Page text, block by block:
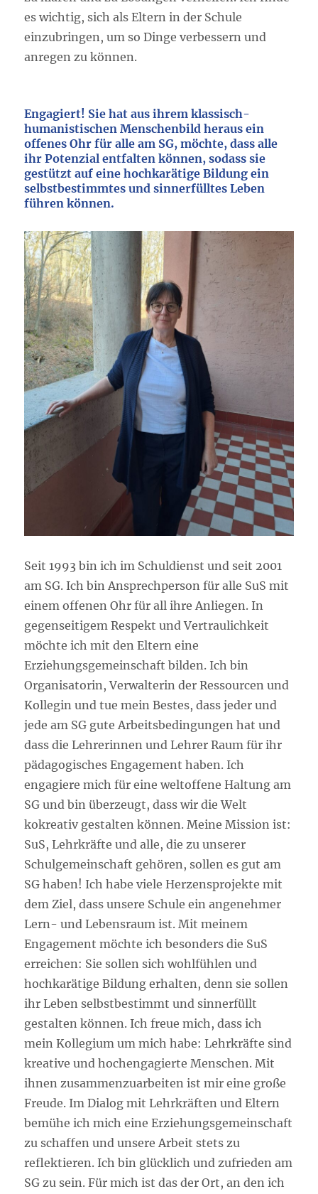
es wichtig, sich als Eltern in der Schule
einzubringen, um so Dinge verbessern und
anregen zu können.
Engagiert! Sie hat aus ihrem klassisch-
humanistischen Menschenbild heraus ein
offenes Ohr für alle am SG, möchte, dass alle
ihr Potenzial entfalten können, sodass sie
gestützt auf eine hochkarätige Bildung ein
selbstbestimmtes und sinnerfülltes Leben
führen können.
Seit 1993 bin ich im Schuldienst und seit 2001
am SG. Ich bin Ansprechperson für alle SuS mit
einem offenen Ohr für all ihre Anliegen. In
gegenseitigem Respekt und Vertraulichkeit
möchte ich mit den Eltern eine
Erziehungsgemeinschaft bilden. Ich bin
Organisatorin, Verwalterin der Ressourcen und
Kollegin und tue mein Bestes, dass jeder und
jede am SG gute Arbeitsbedingungen hat und
dass die Lehrerinnen und Lehrer Raum für ihr
pädagogisches Engagement haben. Ich
engagiere mich für eine weltoffene Haltung am
SG und bin überzeugt, dass wir die Welt
kokreativ gestalten können. Meine Mission ist:
SuS, Lehrkräfte und alle, die zu unserer
Schulgemeinschaft gehören, sollen es gut am
SG haben! Ich habe viele Herzensprojekte mit
dem Ziel, dass unsere Schule ein angenehmer
Lern- und Lebensraum ist. Mit meinem
Engagement möchte ich besonders die SuS
erreichen: Sie sollen sich wohlfühlen und
hochkarätige Bildung erhalten, denn sie sollen
ihr Leben selbstbestimmt und sinnerfüllt
gestalten können. Ich freue mich, dass ich
mein Kollegium um mich habe: Lehrkräfte sind
kreative und hochengagierte Menschen. Mit
ihnen zusammenzuarbeiten ist mir eine große
Freude. Im Dialog mit Lehrkräften und Eltern
bemühe ich mich eine Erziehungsgemeinschaft
zu schaffen und unsere Arbeit stets zu
reflektieren. Ich bin glücklich und zufrieden am
SG zu sein. Für mich ist das der Ort, an den ich